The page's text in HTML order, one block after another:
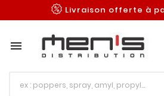
Livraison offerte à
